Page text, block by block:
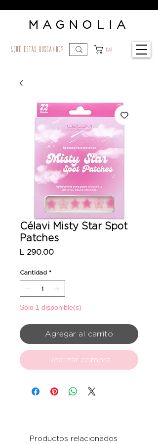
MAGNOLIA
¿qué estás buscando? Car
Célavi Misty Star Spot
Patches
L 290.00Precio
Cantidad *
Solo 1 disponible(s)
Agregar al carrito
Realizar compra
Productos relacionados